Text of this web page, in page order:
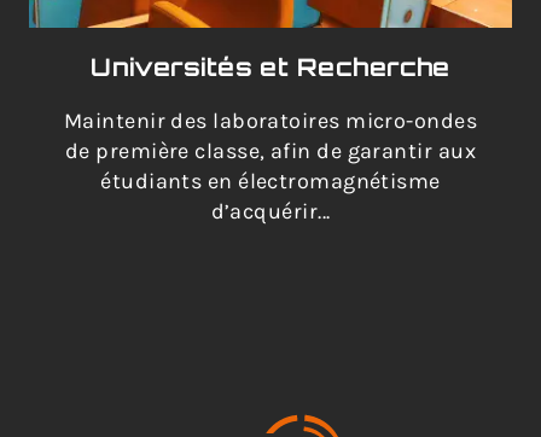
Universités et Recherche
Maintenir des laboratoires micro-ondes
de première classe, afin de garantir aux
étudiants en électromagnétisme
d’acquérir...